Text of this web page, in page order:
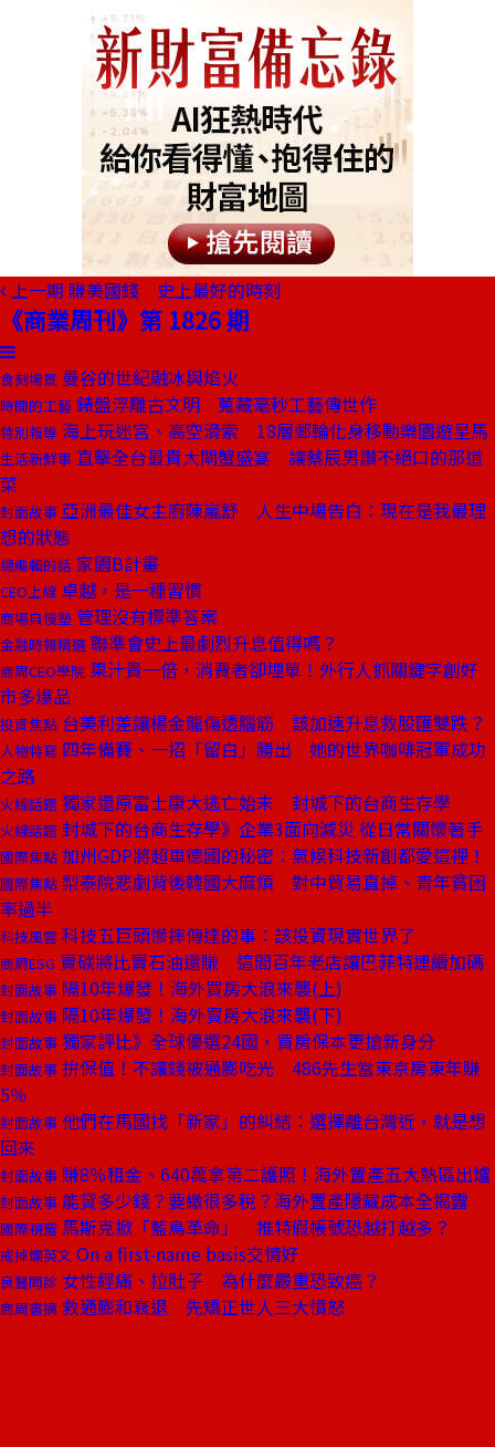
上一期 賺美國錢 史上最好的時刻
《商業周刊》第 1826 期
食刻場景 曼谷的世紀融冰與焰火
時間的工藝 錶盤浮雕古文明 蒐藏毫秒工藝傳世作
特別報導 海上玩迷宮、高空滑索 18層郵輪化身移動樂園遊星馬
生活新鮮事 直擊全台最貴大閘蟹盛宴 讓蔡辰男讚不絕口的那道
菜
封面故事 亞洲最佳女主廚陳嵐舒 人生中場告白：現在是我最理
想的狀態
總編輯的話 家園B計畫
CEO上線 卓越，是一種習慣
商場自慢塾 管理沒有標準答案
金融時報精選 聯準會史上最劇烈升息值得嗎？
商周CEO學院 果汁貴一倍，消費者卻埋單！外行人抓關鍵字創好
市多爆品
投資焦點 台美利差讓楊金龍傷透腦筋 該加速升息救股匯雙跌？
人物特寫 四年備賽、一招「留白」勝出 她的世界咖啡冠軍成功
之路
火線話題 獨家還原富士康大逃亡始末 封城下的台商生存學
火線話題 封城下的台商生存學》企業3面向減災 從日常關懷著手
國際焦點 加州GDP將超車德國的秘密：氣候科技新創都愛這裡！
國際焦點 梨泰院悲劇背後韓國大麻煩 對中貿易直掉、青年貧困
率過半
科技風雲 科技五巨頭慘摔傳達的事：該投資現實世界了
商周ESG 賣碳將比賣石油還賺 這間百年老店讓巴菲特連續加碼
封面故事 隔10年爆發！海外買房大浪來襲(上)
封面故事 隔10年爆發！海外買房大浪來襲(下)
封面故事 獨家評比》全球優選24國，買房保本更搶新身分
封面故事 拚保值！不讓錢被通膨吃光 486先生當東京房東年賺
5％
封面故事 他們在馬國找「新家」的糾結：選擇離台灣近，就是想
回來
封面故事 賺8％租金、640萬拿第二護照！海外置產五大熱區出爐
封面故事 能貸多少錢？要繳很多稅？海外置產隱藏成本全揭露
國際視窗 馬斯克掀「藍鳥革命」 推特假帳號恐越打越多？
戒掉爛英文 On a first-name basis交情好
良醫問診 女性經痛、拉肚子 為什麼嚴重恐致癌？
商周書摘 救通膨和衰退 先矯正世人三大憤怒